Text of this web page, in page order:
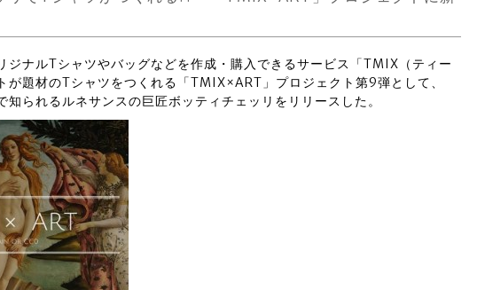
ジナルTシャツやバッグなどを作成・購入できるサービス「TMIX（ティー
が題材のTシャツをつくれる「TMIX×ART」プロジェクト第9弾として、
知られるルネサンスの巨匠ボッティチェッリをリリースした。